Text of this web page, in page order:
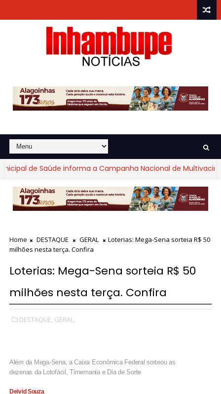
de Saúde informa a Campanha Nacional de
Home DESTAQUE GERAL
Loterias: Mega-Sena sorteia R$ 50
milhões nesta terça. Confira
Loterias: Mega-Sena sorteia R$ 50
milhões nesta terça. Confira
DESTAQUE, GERAL,
Além da Mega-Sena, a Caixa Econômica Federal sorteou as
dezenas da Lotofácil, Timemania e Dia de Sorte
Deivid Souza